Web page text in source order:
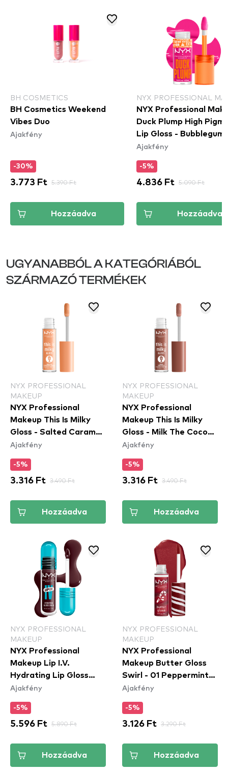
BH COSMETICS
BH Cosmetics Weekend
Vibes Duo
Ajakfény
-30%
3.773 Ft 5.390 Ft
Hozzáadva
NYX PROFESSIONAL
NYX Professional
Duck Plump High
Lip Gloss - Bubblegum
(DPLL12)
Ajakfény
-5%
4.836 Ft 5.090 Ft
Hozzáadva
UGYANABBÓL A KATEGÓRIÁBÓL
SZÁRMAZÓ TERMÉKEK
NYX PROFESSIONAL
MAKEUP
NYX Professional
Makeup This Is Milky
Gloss - Salted Caramel
Shake (TIMG18) -
Ajakfény
-5%
3.316 Ft 3.490 Ft
Hozzáadva
NYX PROFESSIONAL
MAKEUP
NYX Professional
Makeup This Is Milky
Gloss - Milk The Coco
(TIMG20) - szájfény
Ajakfény
-5%
3.316 Ft 3.490 Ft
Hozzáadva
NYX PROFESSIONAL
MAKEUP
NYX Professional
Makeup Lip I.V.
Hydrating Lip Gloss
Stain - 14 Mauve N'
Ajakfény
-5%
5.596 Ft 5.890 Ft
Hozzáadva
NYX PROFESSIONAL
MAKEUP
NYX Professional
Makeup Butter Gloss
Swirl - 01 Peppermint
Swirl
Ajakfény
-5%
3.126 Ft 3.290 Ft
Hozzáadva